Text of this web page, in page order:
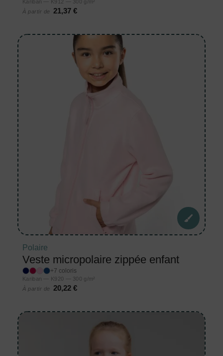
Kariban — K912 — 300 g/m²
À partir de
21,37 €
Polaire
Veste micropolaire zippée enfant
+7 coloris
Kariban — K920 — 300 g/m²
À partir de
20,22 €